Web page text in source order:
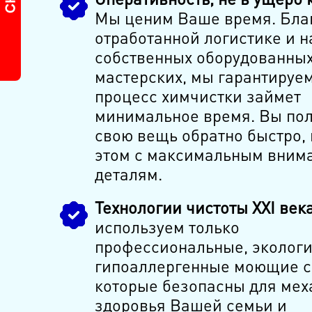
Мы ценим Ваше время.
отработанной логистике и
собственных
мастерских, мы
процесс химчистки займет
минимальное время. Вы
свою вещь обратно быстро,
этом с максимальным
деталям.
Технологии чистоты XXI
используем только
профессиональные,
гипоаллергенные моющие
которые безопасны для
здоровья Вашей семьи и